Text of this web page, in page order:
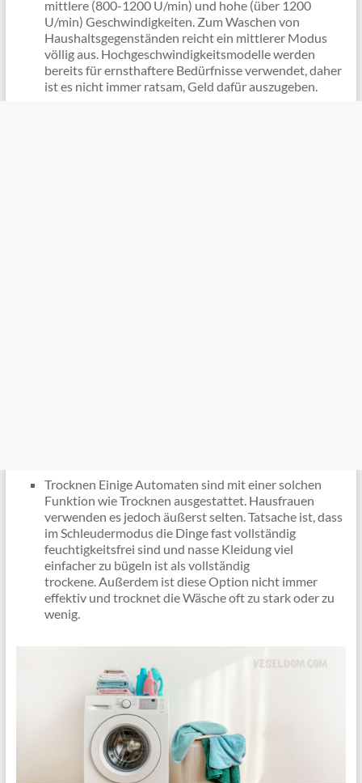
mittlere (800-1200 U/min) und hohe (über 1200
U/min) Geschwindigkeiten. Zum Waschen von
Haushaltsgegenständen reicht ein mittlerer Modus
völlig aus. Hochgeschwindigkeitsmodelle werden
bereits für ernsthaftere Bedürfnisse verwendet, daher
ist es nicht immer ratsam, Geld dafür auszugeben.
Trocknen Einige Automaten sind mit einer solchen
Funktion wie Trocknen ausgestattet. Hausfrauen
verwenden es jedoch äußerst selten. Tatsache ist, dass
im Schleudermodus die Dinge fast vollständig
feuchtigkeitsfrei sind und nasse Kleidung viel
einfacher zu bügeln ist als vollständig
trockene. Außerdem ist diese Option nicht immer
effektiv und trocknet die Wäsche oft zu stark oder zu
wenig.